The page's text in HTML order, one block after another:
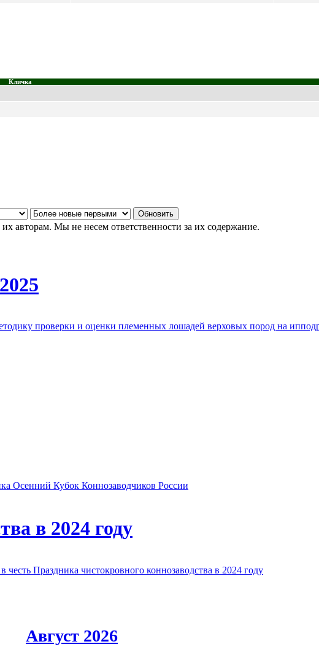
Кличка
авторам. Мы не несем ответственности за их содержание.
проверки и оценки племенных лошадей верховых пород на
Осенний Кубок Коннозаводчиков России
в 2024 году
Праздника чистокровного коннозаводства в 2024 году
Август 2026